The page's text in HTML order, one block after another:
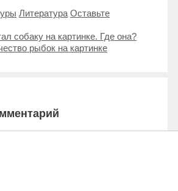
Метки
Литература Оставьте
собаку на картинке. Где она?
рыбок на картинке